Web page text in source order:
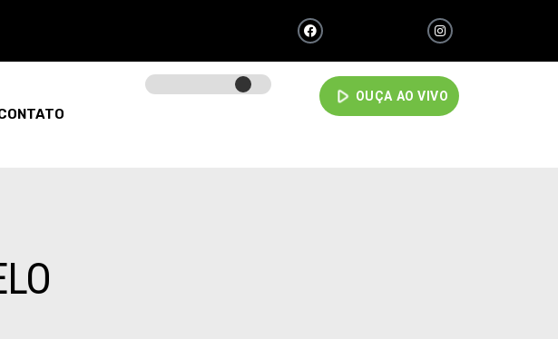
play_arrow OUÇA AO VIVO